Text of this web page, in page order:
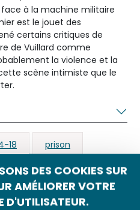
DES COOKIES SUR
AMÉLIORER VOTRE
D'UTILISATEUR.
face à la machine militaire
est le jouet des
certains critiques de
de Vuillard comme
la violence et la
scène intimiste que le
18 prison